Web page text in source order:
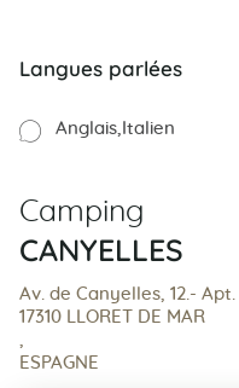
Langues parlées
Anglais Italien
Camping
CANYELLES
Av. de Canyelles, 12.-
17310 LLORET DE MAR
,
ESPAGNE